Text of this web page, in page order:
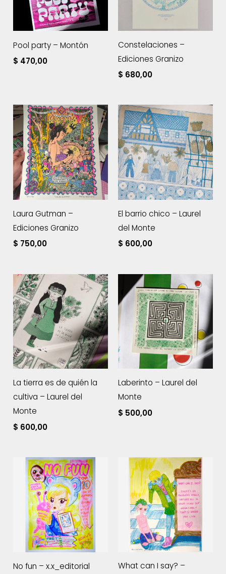
Pool party – Montón
$ 470,00
Constelaciones –
Ediciones Granizo
$ 680,00
Laura Gutman –
Ediciones Granizo
$ 750,00
El barrio chico – Laurel
del Monte
$ 600,00
La tierra es de quién la
cultiva – Laurel del
Monte
$ 600,00
Laberinto – Laurel del
Monte
$ 500,00
No fun – x.x_editorial
What can I say? –